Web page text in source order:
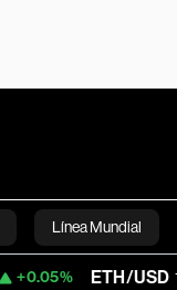
Línea Mundial
Bloomberg
ETH/USD 1,915.923